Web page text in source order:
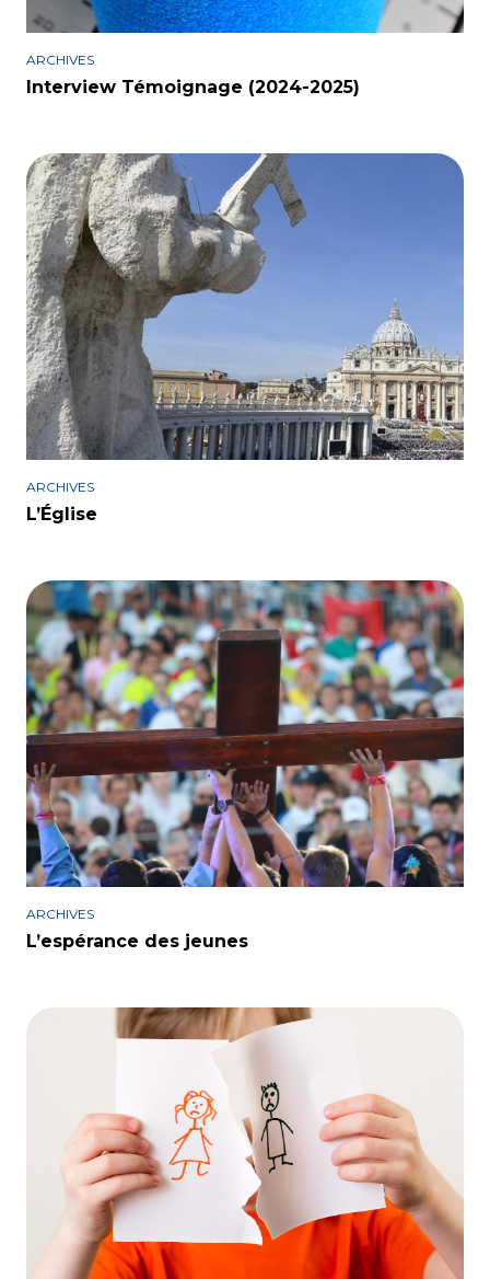
ARCHIVES
Interview Témoignage (2024-2025)
ARCHIVES
L’Église
ARCHIVES
L’espérance des jeunes